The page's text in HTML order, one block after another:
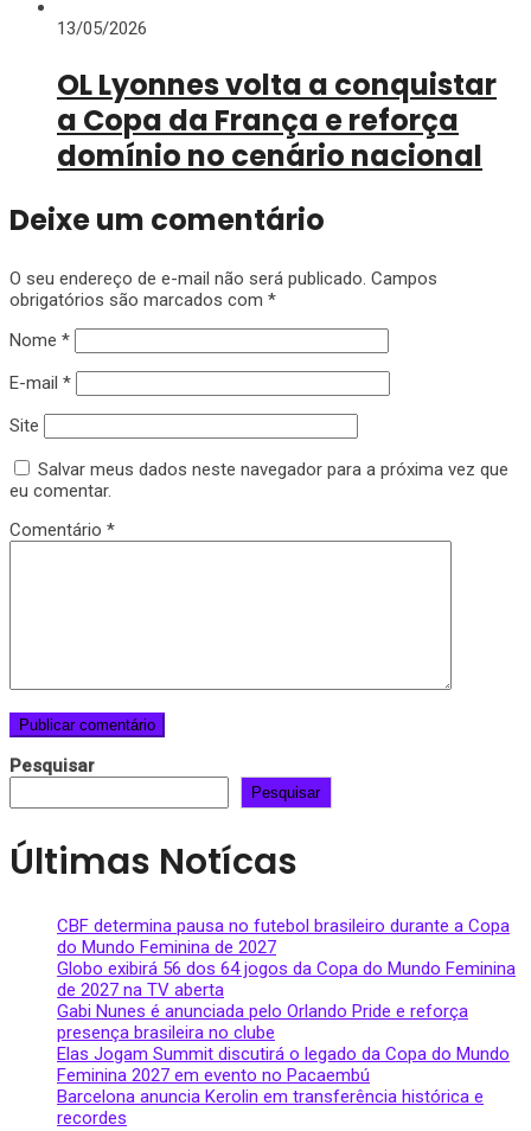
13/05/2026
OL Lyonnes volta a conquistar
a Copa da França e reforça
domínio no cenário nacional
Deixe um comentário
O seu endereço de e-mail não será publicado. Campos
obrigatórios são marcados com *
Nome *
E-mail *
Site
Salvar meus dados neste navegador para a próxima vez que
eu comentar.
Comentário *
Pesquisar
Pesquisar
Últimas Notícas
CBF determina pausa no futebol brasileiro durante a Copa
do Mundo Feminina de 2027
Globo exibirá 56 dos 64 jogos da Copa do Mundo Feminina
de 2027 na TV aberta
Gabi Nunes é anunciada pelo Orlando Pride e reforça
presença brasileira no clube
Elas Jogam Summit discutirá o legado da Copa do Mundo
Feminina 2027 em evento no Pacaembú
Barcelona anuncia Kerolin em transferência histórica e
recordes